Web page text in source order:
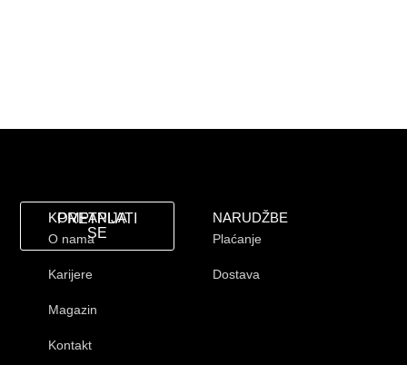
KOMPANIJA
O nama
Karijere
Magazin
Kontakt
NARUDŽBE
Plaćanje
Dostava
PRETPLATI
SE